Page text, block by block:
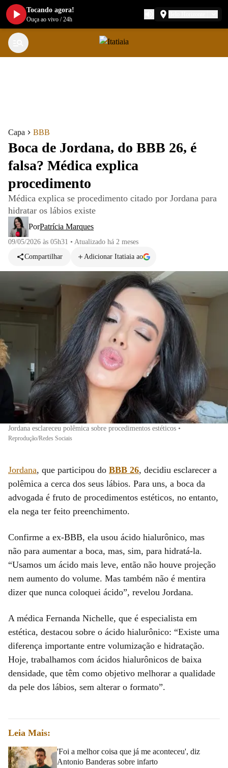
Capa BBB
Boca de Jordana, do BBB 26, é
falsa? Médica explica
procedimento
Médica explica se procedimento citado por Jordana para
hidratar os lábios existe
PorPatrícia Marques
09/05/2026 às 05h31 • Atualizado há 2 meses
Compartilhar
Adicionar Itatiaia ao
Jordana esclareceu polêmica sobre procedimentos estéticos •
Reprodução/Redes Sociais
Jordana, que participou do BBB 26, decidiu esclarecer a
polêmica a cerca dos seus lábios. Para uns, a boca da
advogada é fruto de procedimentos estéticos, no entanto,
ela nega ter feito preenchimento.
Confirme a ex-BBB, ela usou ácido hialurônico, mas
não para aumentar a boca, mas, sim, para hidratá-la.
“Usamos um ácido mais leve, então não houve projeção
nem aumento do volume. Mas também não é mentira
dizer que nunca coloquei ácido”, revelou Jordana.
A médica Fernanda Nichelle, que é especialista em
estética, destacou sobre o ácido hialurônico: “Existe uma
diferença importante entre volumização e hidratação.
Hoje, trabalhamos com ácidos hialurônicos de baixa
densidade, que têm como objetivo melhorar a qualidade
da pele dos lábios, sem alterar o formato”.
Leia Mais:
'Foi a melhor coisa que já me aconteceu', diz
Antonio Banderas sobre infarto
Tocando agora!
Ouça ao vivo /24h